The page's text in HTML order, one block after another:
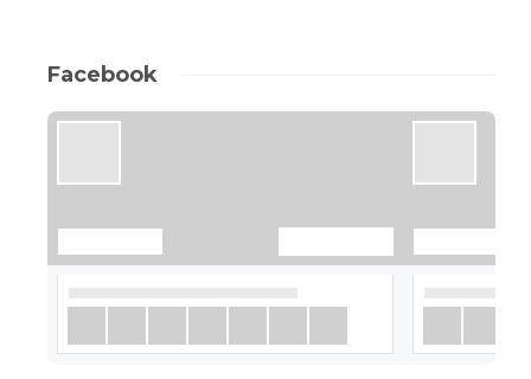
Facebook